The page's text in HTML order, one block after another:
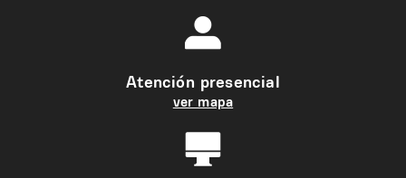
Atención presencial
ver mapa